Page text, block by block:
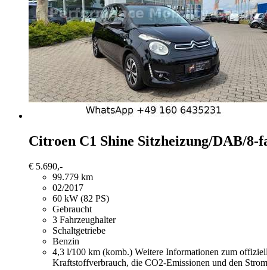
Citroen C1 Shine Sitzheizung/DAB/8-
€ 5.690,-
99.779 km
02/2017
60 kW (82 PS)
Gebraucht
3 Fahrzeughalter
Schaltgetriebe
Benzin
4,3 l/100 km (komb.) Weitere Informationen zum
Kraftstoffverbrauch, die CO2-Emissionen und den